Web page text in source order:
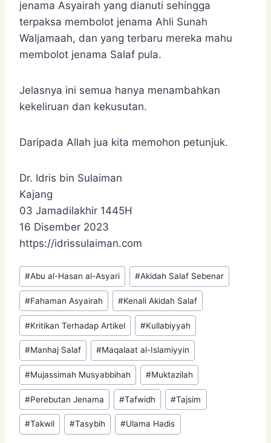
jenama Asyairah yang dianuti sehingga
terpaksa membolot jenama Ahli Sunah
Waljamaah, dan yang terbaru mereka mahu
membolot jenama Salaf pula.
Jelasnya ini semua hanya menambahkan
kekeliruan dan kekusutan.
Daripada Allah jua kita memohon petunjuk.
Dr. Idris bin Sulaiman
Kajang
03 Jamadilakhir 1445H
16 Disember 2023
https://idrissulaiman.com
Post
Tags:
#Abu al-Hasan al-Asyari #Akidah Salaf Sebenar
#Fahaman Asyairah #Kenali Akidah Salaf
#Kritikan Terhadap Artikel #Kullabiyyah
#Manhaj Salaf #Maqalaat al-Islamiyyin
#Mujassimah Musyabbihah #Muktazilah
#Perebutan Jenama #Tafwidh #Tajsim
#Takwil #Tasybih #Ulama Hadis